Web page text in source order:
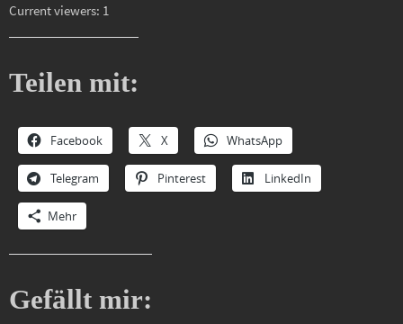
Current viewers: 1
Teilen mit:
Facebook X WhatsApp
Telegram Pinterest LinkedIn
Mehr
Gefällt mir: